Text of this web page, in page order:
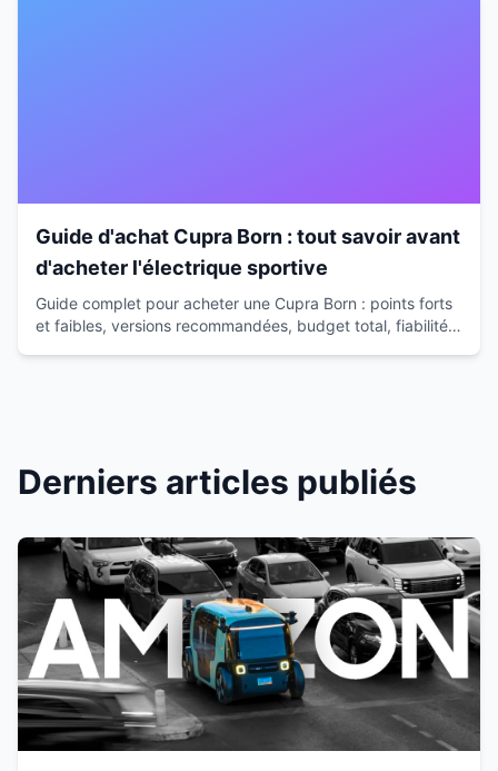
Guide d'achat Cupra Born : tout savoir avant
d'acheter l'électrique sportive
Guide complet pour acheter une Cupra Born : points forts
et faibles, versions recommandées, budget total, fiabilité.
Derniers articles publiés